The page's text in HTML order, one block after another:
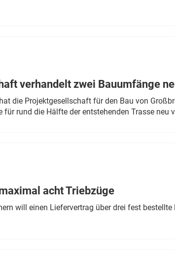
verhandelt zwei Bauumfänge
die Projektgesellschaft für den Bau von
rund die Hälfte der entstehenden Trasse neu
acht Triebzüge
will einen Liefervertrag über drei fest